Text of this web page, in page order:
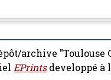
archive "Toulouse
EPrintsdeveloppé à